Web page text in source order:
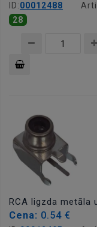
ID:00012488
28
RCA ligzda metāla
Cena: 0.54 €